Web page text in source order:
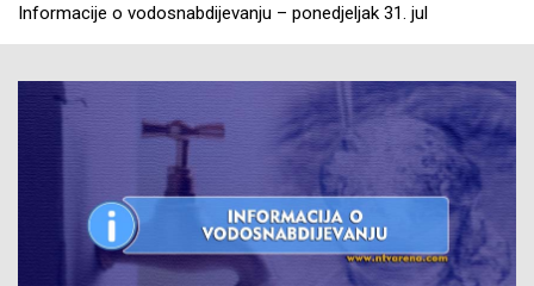
Informacije o vodosnabdijevanju – ponedjeljak 31. jul